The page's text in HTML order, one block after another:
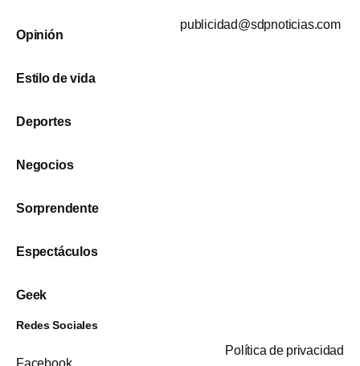
Opinión
Estilo de vida
Deportes
Negocios
Sorprendente
Espectáculos
Geek
publicidad@sdpnoticias.com
Redes Sociales
Política de privacidad